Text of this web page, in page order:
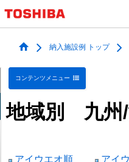
納入施設例 トップ
コンテンツメニュー
地域別 九州
アイウエオ順 アイ